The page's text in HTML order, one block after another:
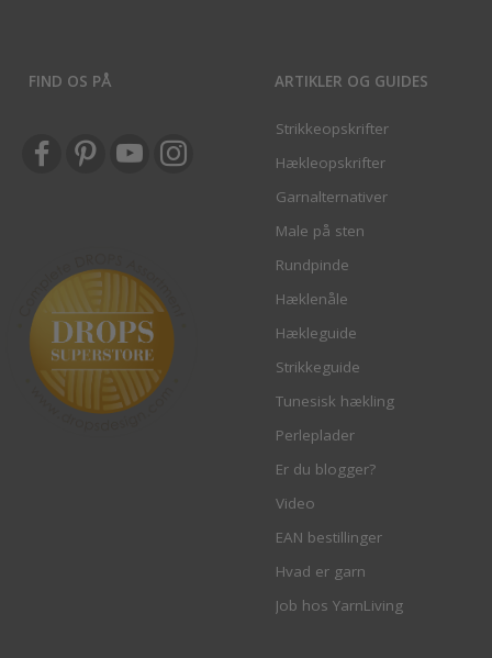
FIND OS PÅ ARTIKLER OG GUIDES
Strikkeopskrifter
Hækleopskrifter
Garnalternativer
Male på sten
Rundpinde
Hæklenåle
Hækleguide
Strikkeguide
Tunesisk hækling
Perleplader
Er du blogger?
Video
EAN bestillinger
Hvad er garn
Job hos YarnLiving